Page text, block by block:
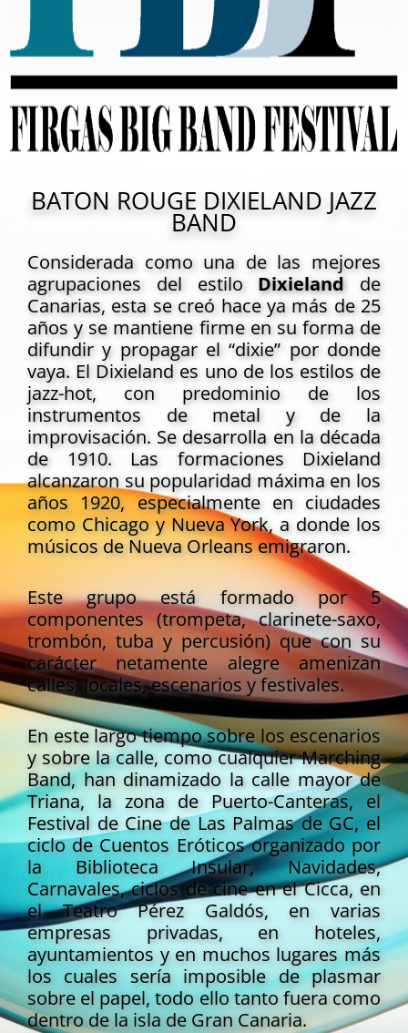
BATON ROUGE DIXIELAND JAZZ
BAND
Considerada como una de las mejores
agrupaciones del estilo Dixielandde
Canarias, esta se creó hace ya más de 25
años y se mantiene firme en su forma de
difundir y propagar el “dixie” por donde
vaya. El Dixieland es uno de los estilos de
jazz-hot, con predominio de los
instrumentos de metal y de la
improvisación. Se desarrolla en la década
de 1910. Las formaciones Dixieland
alcanzaron su popularidad máxima en los
años 1920, especialmente en ciudades
como Chicago y Nueva York, a donde los
músicos de Nueva Orleans emigraron.
Este grupo está formado por 5
componentes (trompeta, clarinete-saxo,
trombón, tuba y percusión) que con su
carácter netamente alegre amenizan
calles, locales, escenarios y festivales.
En este largo tiempo sobre los escenarios
y sobre la calle, como cualquier Marching
Band, han dinamizado la calle mayor de
Triana, la zona de Puerto-Canteras, el
Festival de Cine de Las Palmas de GC, el
ciclo de Cuentos Eróticos organizado por
la Biblioteca Insular, Navidades,
Carnavales, ciclos de cine en el Cicca, en
el Teatro Pérez Galdós, en varias
empresas privadas, en hoteles,
ayuntamientos y en muchos lugares más
los cuales sería imposible de plasmar
sobre el papel, todo ello tanto fuera como
dentro de la isla de Gran Canaria.